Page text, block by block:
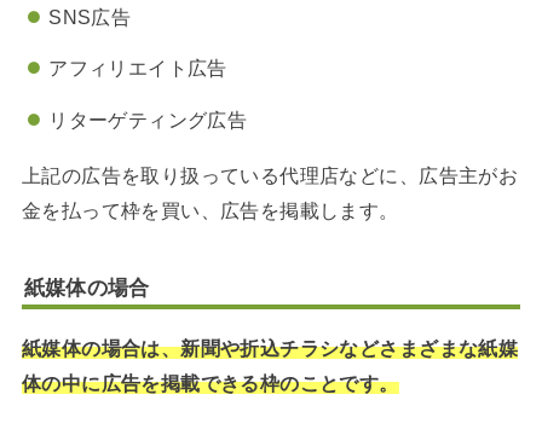
SNS広告
アフィリエイト広告
リターゲティング広告
上記の広告を取り扱っている代理店などに、広告主がお
金を払って枠を買い、広告を掲載します。
紙媒体の場合
紙媒体の場合は、新聞や折込チラシなどさまざまな紙媒
体の中に広告を掲載できる枠のことです。